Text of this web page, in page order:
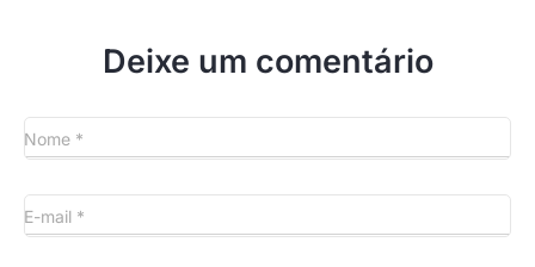
Deixe um comentário
Nome *
E-mail *